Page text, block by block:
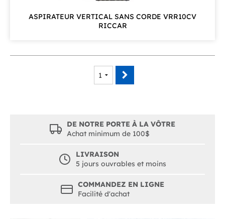
ASPIRATEUR VERTICAL SANS CORDE VRR10CV
RICCAR
DE NOTRE PORTE À LA VÔTRE
Achat minimum de 100$
LIVRAISON
5 jours ouvrables et moins
COMMANDEZ EN LIGNE
Facilité d'achat